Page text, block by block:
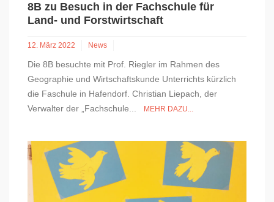
8B zu Besuch in der Fachschule für
Land- und Forstwirtschaft
12. März 2022 News
Die 8B besuchte mit Prof. Riegler im Rahmen des
Geographie und Wirtschaftskunde Unterrichts kürzlich
die Faschule in Hafendorf. Christian Liepach, der
Verwalter der „Fachschule...
MEHR DAZU...